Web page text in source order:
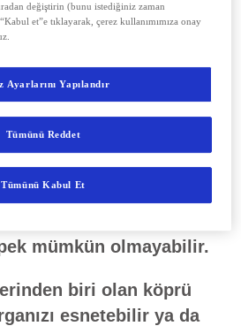
başlamadan önce
adına mutlaka
yapmanız gerekir.
mümkün olmayabilir.
biri olan köprü
esnetebilir ya da
değiştirin (bunu istediğiniz zaman
et”e tıklayarak, çerez kullanımımıza onay
Ayarlarını Yapılandır
Tümünü Reddet
Tümünü Kabul Et